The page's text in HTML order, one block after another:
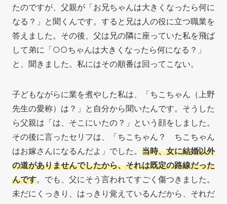
たのですが、父親が「お兄ちゃんは大きくなったら何に
なる？」と聞くんです。すると兄は人の役に立つ職業を
答えました。その後 、父は兄の隣に座っていた私を飛ば
して弟に「○○ちゃんは大きくなったら何になる？」
と、聞きました。私にはその順番は回ってこない。
子どもながらに業を煮やした私は、「ちこちゃん（上野
先生の愛称）は？」と自分から聞いたんです。そうした
ら父親は「は、そこにいたの？」という顔をしました。
その後に言ったセリフは、「ちこちゃん？ ちこちゃん
はお嫁さんになるんだよ」でした。 当時、女に結婚以外
の道がありませんでしたから、それは既定の路線だった
んです。でも、父にそう言われてすごく傷つきました。
未だにくっきり、はっきり覚えているんだから、それだ